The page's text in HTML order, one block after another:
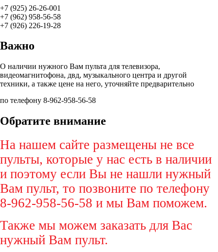
+7 (925) 26-26-001
+7 (962) 958-56-58
+7 (926) 226-19-28
Важно
О наличии нужного Вам пульта для телевизора,
видеомагнитофона, двд, музыкального центра и другой
техники, а также цене на него, уточняйте предварительно
по телефону 8-962-958-56-58
Обратите внимание
На нашем сайте размещены не все
пульты, которые у нас есть в наличии
и поэтому если Вы не нашли нужный
Вам пульт, то позвоните по телефону
8-962-958-56-58 и мы Вам поможем.
Также мы можем заказать для Вас
нужный Вам пульт.